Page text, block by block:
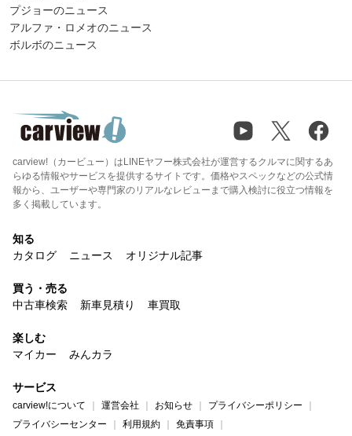
プジョーのニュース
アルファ・ロメオのニュース
ボルボのニュース
carview!（カービュー）はLINEヤフー株式会社が運営するクルマに関するあ
らゆる情報やサービスを提供するサイトです。価格やスペックなどの公式情
報から、ユーザーや専門家のリアルなレビューまで購入検討に役立つ情報を
多く掲載しています。
知る
カタログ
ニュース オリジナル記事
買う・売る
中古車検索
新車見積り 車買取
楽しむ
マイカー
みんカラ
サービス
carview!について 運営会社 お知らせ
プライバシーポリシー
プライバシーセンター
利用規約 免責事項